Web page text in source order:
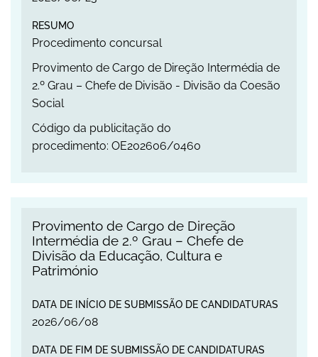
RESUMO
Procedimento concursal
Provimento de Cargo de Direção Intermédia de
2.º Grau – Chefe de Divisão - Divisão da Coesão
Social
Código da publicitação do
procedimento: OE202606/0460
Provimento de Cargo de Direção
Intermédia de 2.º Grau – Chefe de
Divisão da Educação, Cultura e
Património
DATA DE INÍCIO DE SUBMISSÃO DE CANDIDATURAS
2026/06/08
DATA DE FIM DE SUBMISSÃO DE CANDIDATURAS